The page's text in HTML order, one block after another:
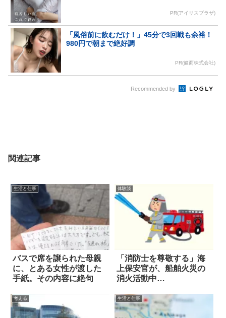
PR(アイリスプラザ)
「風俗前に飲むだけ！」45分で3回戦も余裕！
980円で朝まで絶好調
PR(健商株式会社)
Recommended by
関連記事
生活と仕事
バスで席を譲られた母親
に、とある女性が渡した
手紙。その内容に絶句
体験談
「消防士を尊敬する」海
上保安官が、船舶火災の
消火活動中…
考える 生活と仕事